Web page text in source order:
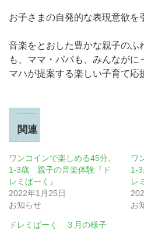
お子さまの自発的な表現意欲を
音楽をとおした豊かな親子のふ
も、ママ・パパも、みんながに
マハが提案する楽しい子育て応
関連
ワンコインで楽しめる45分。
1-3歳 親子の音楽体験『ド
レミぱーく』
2022年1月25日
お知らせ
ワ
1-
レ
お
ドレミぱーく ３月の様子